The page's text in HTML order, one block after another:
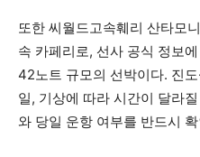
또한 씨월드고속훼리 산타모
속 카페리로, 선사 공식 정보
42노트 규모의 선박이다. 진
일, 기상에 따라 시간이 달라
와 당일 운항 여부를 반드시